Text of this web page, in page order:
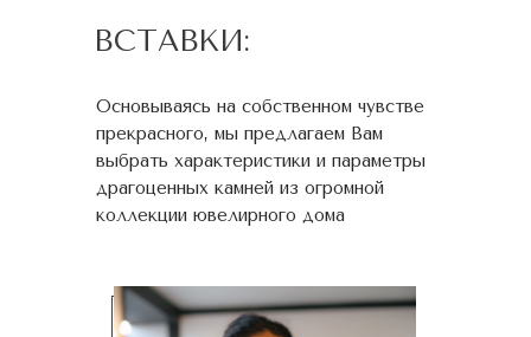
ВСТАВКИ:
Основываясь на собственном чувстве
прекрасного, мы предлагаем Вам
выбрать характеристики и параметры
драгоценных камней из огромной
коллекции ювелирного дома